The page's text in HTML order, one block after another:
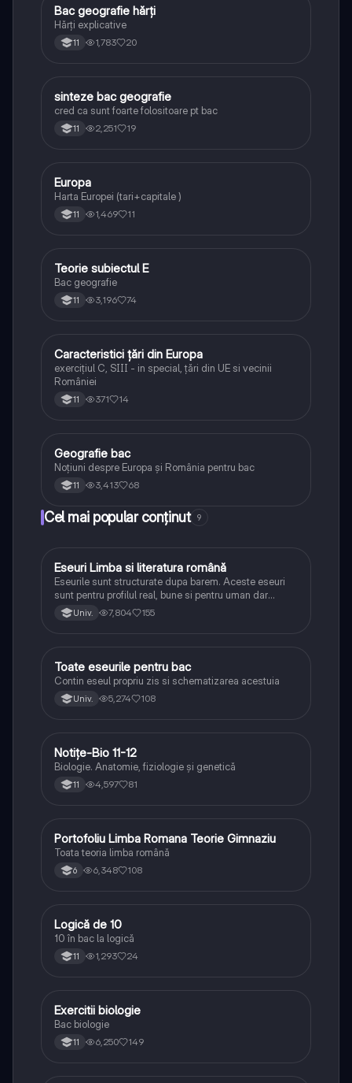
Geografie
Bac geografie hărți
Hărți explicative
11 1,783 20
Geografie
sinteze bac geografie
cred ca sunt foarte folositoare pt bac
11 2,251 19
Geografie
Europa
Harta Europei (tari+capitale )
11 1,469 11
Geografie
Teorie subiectul E
Bac geografie
11 3,196 74
Geografie
Caracteristici țări din Europa
exercițiul C, SIII - in special, țări din UE si vecinii
României
11 371 14
Geografie
Geografie bac
Noțiuni despre Europa și România pentru bac
11 3,413 68
Cel mai popular conținut 9
Limba și literatura română
Eseuri Limba si literatura română
Eseurile sunt structurate dupa barem. Aceste eseuri
sunt pentru profilul real, bune si pentru uman dar
lipsesc relatiile dintre personaje si caracrerizarile.
Univ. 7,804 155
Limba și literatura română
Toate eseurile pentru bac
Contin eseul propriu zis si schematizarea acestuia
Univ. 5,274 108
Biologie
Notițe-Bio 11-12
Biologie. Anatomie, fiziologie și genetică
11 4,597 81
Limba și literatura română
Portofoliu Limba Romana Teorie Gimnaziu
Toata teoria limba română
6 6,348 108
Logică
Logică de 10
10 în bac la logică
11 1,293 24
Biologie
Exercitii biologie
Bac biologie
11 6,250 149